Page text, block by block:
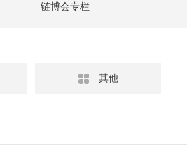
链博会专栏
 其他